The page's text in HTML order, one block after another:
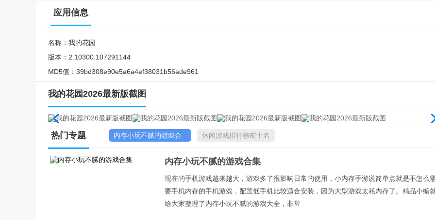
应用信息
名称： 我的花园
版本： 2.10300.107291144
MD5值： 39bd308e90e5a6a4ef38031b56ade961
我的花园2026最新版截图
热门专题
内存小玩不腻的游戏合
休闲游戏排行榜前十名
内存小玩不腻的游戏合集
现在的手机游戏越来越大，游戏多了很影响日常的使用，小内存手游说简单点就是不怎么
要手机内存的手机游戏，配置低手机比较适合安装，因为大型游戏太耗内存了。精品小编
给大家整理了内存小玩不腻的游戏大全，非常